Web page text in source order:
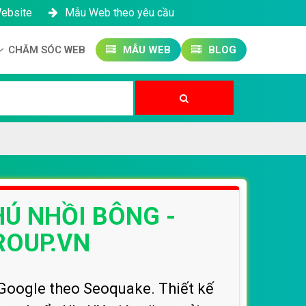
Mẫu Web theo yêu cầu
CHĂM SÓC WEB MẪU WEB BLOG
NHỒI BÔNG -
theo Seoquake. Thiết kế